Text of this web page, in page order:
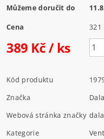
Můžeme doručit do
Cena
389 Kč/ ks
Kód produktu
Značka
Webová stránka značky
Kategorie